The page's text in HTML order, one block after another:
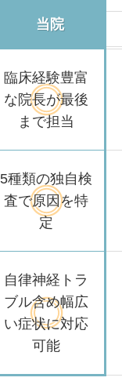
当院
臨床経験豊富
な院長が最後
まで担当
5種類の独自検
査で原因を特
定
自律神経トラ
ブル含め幅広
い症状に対応
可能